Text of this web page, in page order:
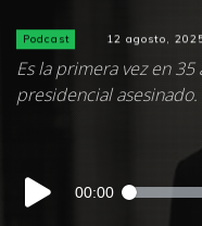
Podcast 12 agosto,
Es la primera vez en
presidencial asesinado.
Reproductor
de
00:00